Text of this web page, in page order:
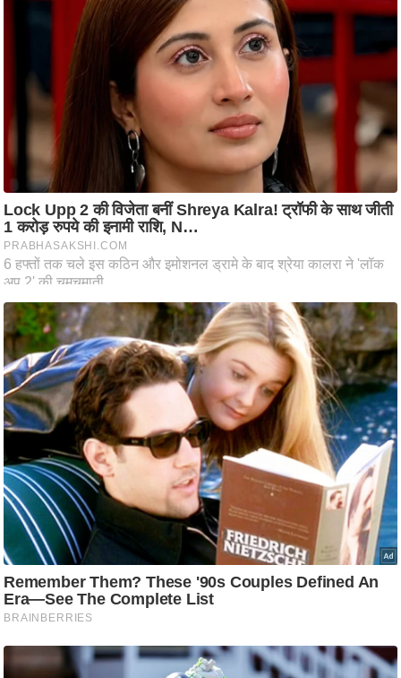
स
मी
क्षा
ध
र्म
ज्यो
ति
ष
प्र
भु
म
हि
मा
ध
र्म
स्थ
ल
व्र
त
त्यो
हा
र